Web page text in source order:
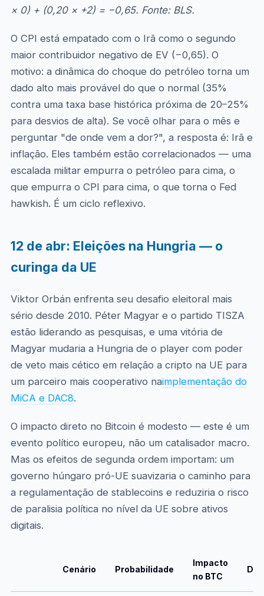
× 0) + (0,20 × +2) = −0,65. Fonte: BLS.
O CPI está empatado com o Irã como o segundo
maior contribuidor negativo de EV (−0,65). O
motivo: a dinâmica do choque do petróleo torna um
dado alto mais provável do que o normal (35%
contra uma taxa base histórica próxima de 20–25%
para desvios de alta). Se você olhar para o mês e
perguntar "de onde vem a dor?", a resposta é: Irã e
inflação. Eles também estão correlacionados — uma
escalada militar empurra o petróleo para cima, o
que empurra o CPI para cima, o que torna o Fed
hawkish. É um ciclo reflexivo.
12 de abr: Eleições na Hungria — o
curinga da UE
Viktor Orbán enfrenta seu desafio eleitoral mais
sério desde 2010. Péter Magyar e o partido TISZA
estão liderando as pesquisas, e uma vitória de
Magyar mudaria a Hungria de o player com poder
de veto mais cético em relação a cripto na UE para
um parceiro mais cooperativo naimplementação do
MiCA e DAC8.
O impacto direto no Bitcoin é modesto — este é um
evento político europeu, não um catalisador macro.
Mas os efeitos de segunda ordem importam: um
governo húngaro pró-UE suavizaria o caminho para
a regulamentação de stablecoins e reduziria o risco
de paralisia política no nível da UE sobre ativos
digitais.
Cenário Probabilidade
Impacto
no BTC